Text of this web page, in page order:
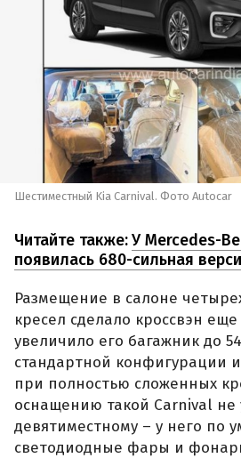
Шестиместный Kia Carnival. Фото Autocar
Читайте также:У Mercedes-
появилась 680-сильная
Размещение в салоне
кресел сделало кроссвэн
увеличило его багажник до
стандартной конфигурации
при полностью сложенных
оснащению такой Carnival не
девятиместному – у него по
светодиодные фары и